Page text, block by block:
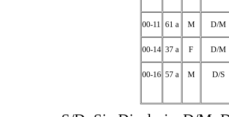
00-11 61 a M D/M
00-14 37 a F D/M
00-16 57 a M D/S